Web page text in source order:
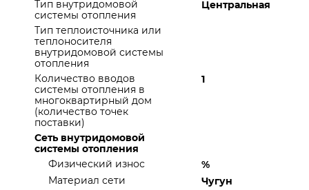
Тип внутридомовой
системы отопления
Центральная
Тип теплоисточника или
теплоносителя
внутридомовой системы
отопления
Количество вводов
системы отопления в
многоквартирный дом
(количество точек
поставки)
1
Сеть внутридомовой
системы отопления
Физический износ
%
Материал сети
Чугун